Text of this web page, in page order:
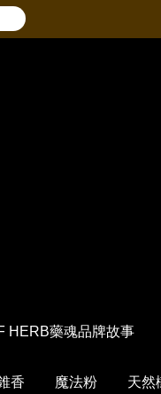
HERB藥魂品牌故事
香 魔法粉 天然